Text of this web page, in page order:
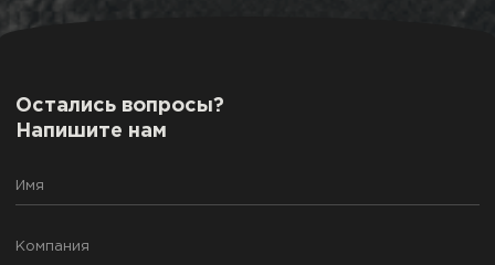
Остались вопросы?
Напишите нам